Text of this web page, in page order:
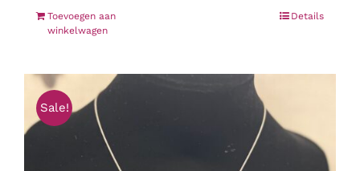
Toevoegen aan
winkelwagen
Details
Sale!